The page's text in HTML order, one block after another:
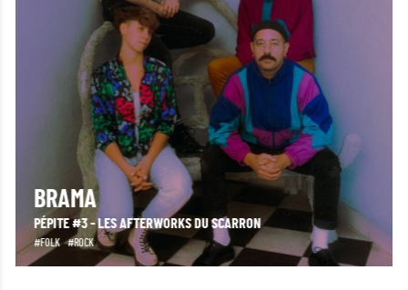
ROBERT FINLEY
+ ZOÉ HESELTON
BLUES